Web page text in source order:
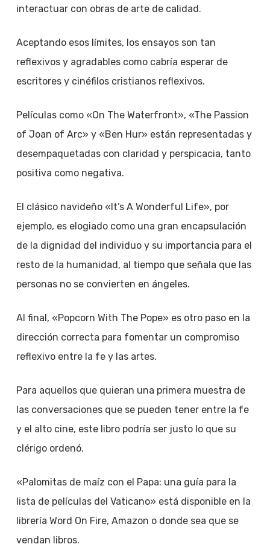
interactuar con obras de arte de calidad.
Aceptando esos límites, los ensayos son tan
reflexivos y agradables como cabría esperar de
escritores y cinéfilos cristianos reflexivos.
Películas como «On The Waterfront», «The Passion
of Joan of Arc» y «Ben Hur» están representadas y
desempaquetadas con claridad y perspicacia, tanto
positiva como negativa.
El clásico navideño «It’s A Wonderful Life», por
ejemplo, es elogiado como una gran encapsulación
de la dignidad del individuo y su importancia para el
resto de la humanidad, al tiempo que señala que las
personas no se convierten en ángeles.
Al final, «Popcorn With The Pope» es otro paso en la
dirección correcta para fomentar un compromiso
reflexivo entre la fe y las artes.
Para aquellos que quieran una primera muestra de
las conversaciones que se pueden tener entre la fe
y el alto cine, este libro podría ser justo lo que su
clérigo ordenó.
«Palomitas de maíz con el Papa: una guía para la
lista de películas del Vaticano» está disponible en la
librería Word On Fire, Amazon o donde sea que se
vendan libros.